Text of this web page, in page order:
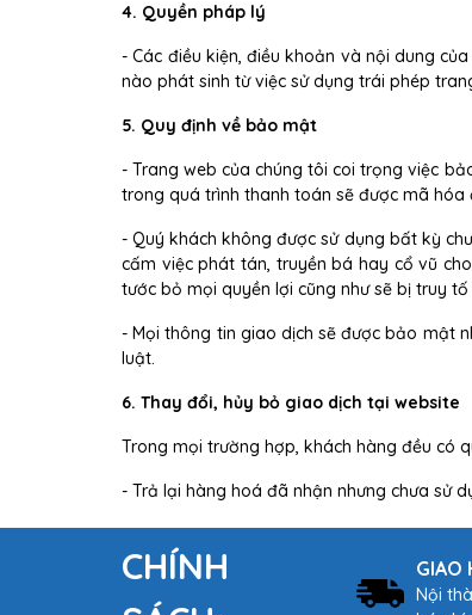
4. Quyền pháp lý
- Các điều kiện, điều khoản và nội dung
nào phát sinh từ việc sử dụng trái phép
5. Quy định về bảo mật
- Trang web của chúng tôi coi trọng việc
trong quá trình thanh toán sẽ được mã
- Quý khách không được sử dụng bất kỳ
cấm việc phát tán, truyền bá hay cổ vũ
tước bỏ mọi quyền lợi cũng như sẽ bị truy
- Mọi thông tin giao dịch sẽ được bảo mật
luật.
6. Thay đổi, hủy bỏ giao dịch tại website
Trong mọi trường hợp, khách hàng đều có
- Trả lại hàng hoá đã nhận nhưng chưa sử
CHÍNH
GIAO
Nội